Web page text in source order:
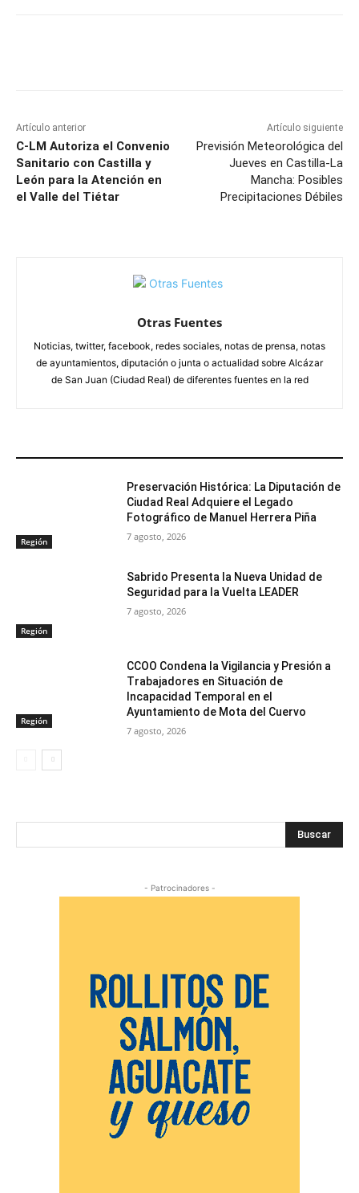
Artículo anterior
C-LM Autoriza el Convenio
Sanitario con Castilla y
León para la Atención en
el Valle del Tiétar
Artículo siguiente
Previsión Meteorológica del
Jueves en Castilla-La
Mancha: Posibles
Precipitaciones Débiles
Otras Fuentes
Noticias, twitter, facebook, redes sociales, notas de prensa, notas
de ayuntamientos, diputación o junta o actualidad sobre Alcázar
de San Juan (Ciudad Real) de diferentes fuentes en la red
Región
Preservación Histórica: La Diputación de
Ciudad Real Adquiere el Legado
Fotográfico de Manuel Herrera Piña
7 agosto, 2026
Región
Sabrido Presenta la Nueva Unidad de
Seguridad para la Vuelta LEADER
7 agosto, 2026
Región
CCOO Condena la Vigilancia y Presión a
Trabajadores en Situación de
Incapacidad Temporal en el
Ayuntamiento de Mota del Cuervo
7 agosto, 2026
Buscar
- Patrocinadores -